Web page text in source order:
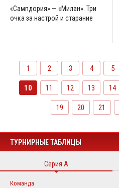
«Сампдория» — «Милан». Три
очка за настрой и старание
1 2 3 4 5
10 11 12 13 14
19 20 21
ТУРНИРНЫЕ ТАБЛИЦЫ
Серия А
Команда